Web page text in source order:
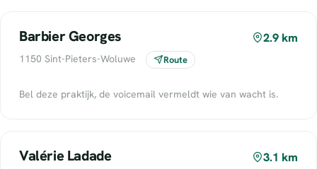
Barbier Georges 2.9 km
1150 Sint-Pieters-Woluwe Route
Bel deze praktijk, de voicemail vermeldt wie van wacht is.
Valérie Ladade 3.1 km